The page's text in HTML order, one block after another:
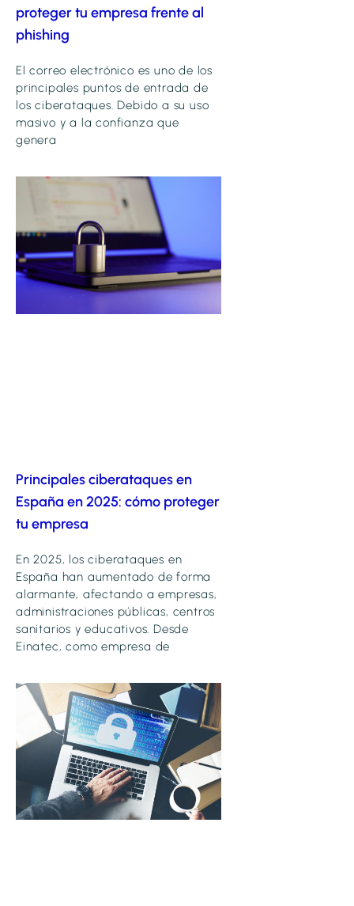
proteger tu empresa frente al
phishing
El correo electrónico es uno de los
principales puntos de entrada de
los ciberataques. Debido a su uso
masivo y a la confianza que
genera
Principales ciberataques en
España en 2025: cómo proteger
tu empresa
En 2025, los ciberataques en
España han aumentado de forma
alarmante, afectando a empresas,
administraciones públicas, centros
sanitarios y educativos. Desde
Einatec, como empresa de